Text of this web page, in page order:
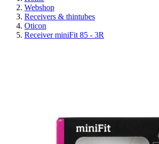
Webshop
Receivers & thintubes
Oticon
Receiver miniFit 85 - 3R